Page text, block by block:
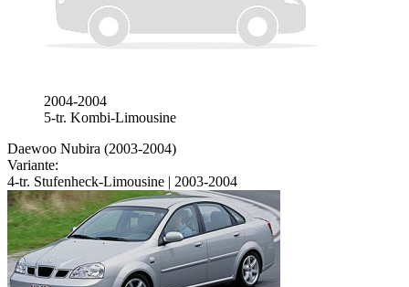
2004-2004
5-tr. Kombi-Limousine
Daewoo Nubira (2003-2004)
Variante:
4-tr. Stufenheck-Limousine | 2003-2004